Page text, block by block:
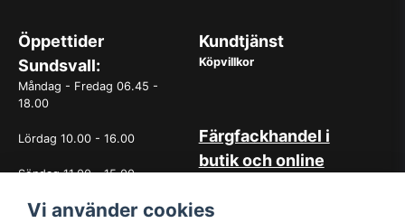
Öppettider
Sundsvall:
Måndag - Fredag 06.45 -
18.00
Lördag 10.00 - 16.00
Söndag 11.00 - 15.00
OBS. Avvikande öppettider
Kundtjänst
Köpvillkor
Färgfackhandel i
butik och online
det sedan starten 1965 varit
Vi använder cookies